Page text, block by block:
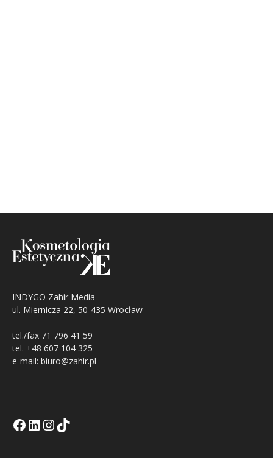
INDYGO Zahir Media
ul. Miernicza 22, 50-435 Wrocław
tel./fax 71 796 41 59
tel. +48 607 104 325
e-mail: biuro@zahir.pl
Facebook
LinkedIn
Tik Tok KEInstagramm KE